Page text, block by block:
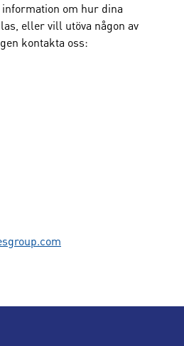
om hur dina
eller vill utöva någon av
kontakta oss: